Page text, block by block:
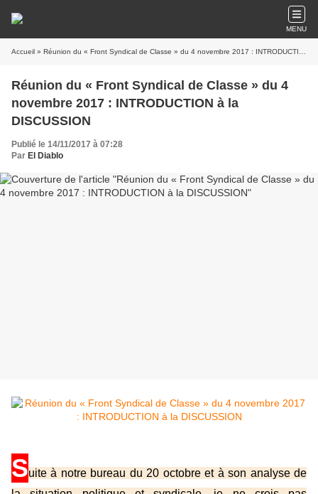
MENU
Accueil » Réunion du « Front Syndical de Classe » du 4 novembre 2017 : INTRODUCTION à la DISCUSSION
Réunion du « Front Syndical de Classe » du 4
novembre 2017 : INTRODUCTION à la
DISCUSSION
Publié le 14/11/2017 à 07:28
Par El Diablo
Suite à notre bureau du 20 octobre et à son analyse de